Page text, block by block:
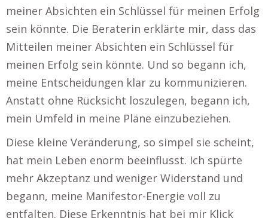
meiner Absichten ein Schlüssel für meinen Erfolg
sein könnte. Die Beraterin erklärte mir, dass das
Mitteilen meiner Absichten ein Schlüssel für
meinen Erfolg sein könnte. Und so begann ich,
meine Entscheidungen klar zu kommunizieren.
Anstatt ohne Rücksicht loszulegen, begann ich,
mein Umfeld in meine Pläne einzubeziehen.
Diese kleine Veränderung, so simpel sie scheint,
hat mein Leben enorm beeinflusst. Ich spürte
mehr Akzeptanz und weniger Widerstand und
begann, meine Manifestor-Energie voll zu
entfalten. Diese Erkenntnis hat bei mir Klick